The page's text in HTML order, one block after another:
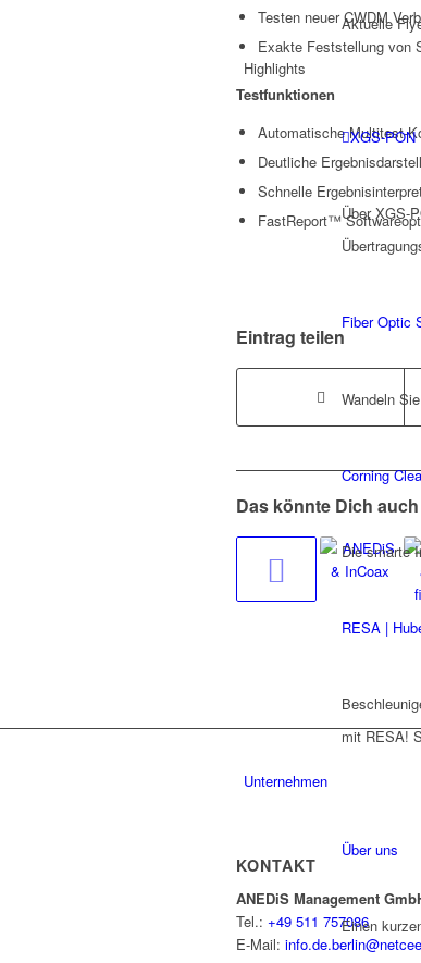
Aktuelle
Highlights
XGS-PON
Über XGS-
Fiber Optic
Wandeln
Corning
Die smarte
RESA |
mit RESA!
Unternehmen
Über uns
Einen
Testen neuer CWDM
Exakte Feststellung von
Testfunktionen
Automatische Multitest-
Deutliche
Schnelle
FastReport™
Eintrag teilen
Das könnte Dich
KONTAKT
ANEDiS Management
Tel.: +49 511 757086
E-Mail: